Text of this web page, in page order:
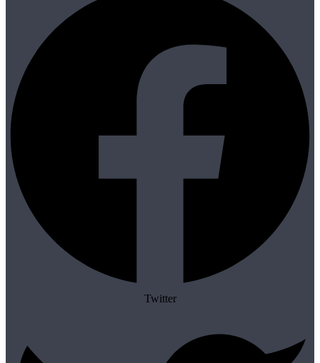
Twitter